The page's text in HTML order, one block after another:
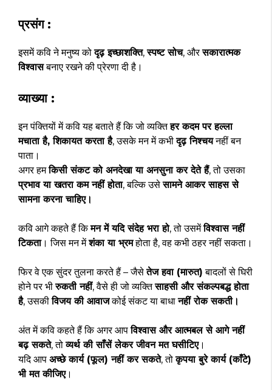
प्रसंग :
इसमें कवि ने मनुष्य कोदृढ़ इच्छाशक्ति,स्पष्ट सोच, औरसकारात्मक
विश्वासबनाए रखने की प्रेरणा दी है।
व्याख्या :
इन पंक्तियों में कवि यह बताते हैं कि जो व्यक्तिहर कदम पर हल्ला
मचाता है, शिकायत करता है, उसके मन में कभीदृढ़ निश्चयनहीं बन
पाता।
अगर हमकिसी संकट को अनदेखा या अनसुना कर देते हैं, तो उसका
प्रभाव या खतरा कम नहीं होता, बल्कि उसेसामने आकर साहस से
सामना करना चाहिए।
कवि आगे कहते हैं किमन में यदि संदेह भरा हो, तो उसमेंविश्वास नहीं
टिकता। जिस मन मेंशंका या भ्रमहोता है, वह कभी ठहर नहीं सकता।
फिर वे एक सुंदर तुलना करते हैं – जैसेतेज हवा (मारुत) बादलों से घिरी
होने पर भीरुकती नहीं, वैसे ही जो व्यक्तिसाहसी और संकल्पबद्ध होता
है, उसकीविजय की आवाजकोई संकट या बाधानहीं रोक सकती।
अंत में कवि कहते हैं कि अगर आपविश्वास और आत्मबल से आगे नहीं
बढ़ सकते, तोव्यर्थ की साँसें लेकर जीवन मत घसीटिए।
यदि आप अच्छे कार्य (फूल) नहीं कर सकते, तोकृपया बुरे कार्य (काँटे)
भी मत कीजिए।